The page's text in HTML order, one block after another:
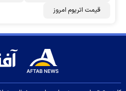
قیمت اتریوم امروز